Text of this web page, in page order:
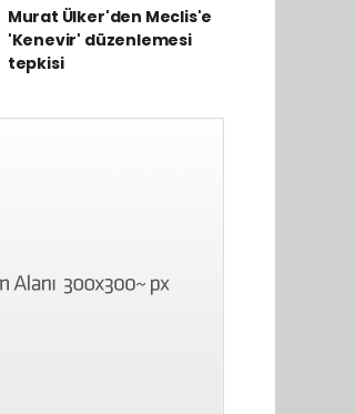
Murat Ülker'den Meclis'e
'Kenevir' düzenlemesi
tepkisi